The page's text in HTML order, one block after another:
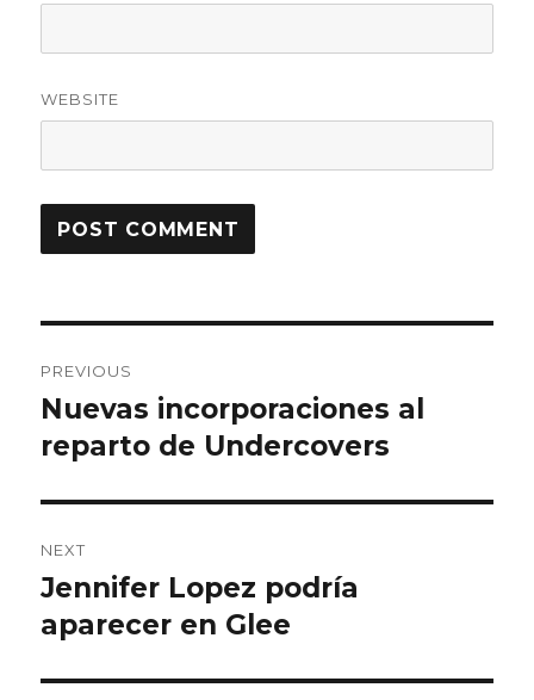
WEBSITE
navigation
PREVIOUS
Previous
post:
Nuevas incorporaciones al
reparto de Undercovers
NEXT
Next
post:
Jennifer Lopez podría
aparecer en Glee